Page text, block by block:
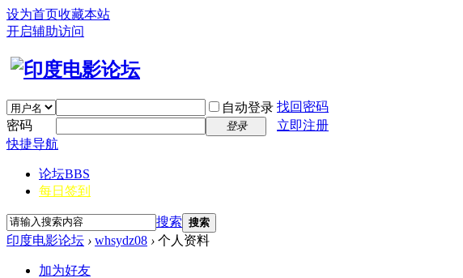
设为首页收藏本站
开启辅助访问
自动登录 找回密码
密码
登录
立即注册
快捷导航
论坛BBS
每日签到
搜索 搜索
印度电影论坛 › whsydz08 › 个人资料
加为好友